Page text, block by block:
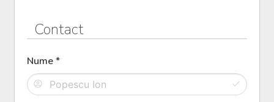
Contact
Nume *